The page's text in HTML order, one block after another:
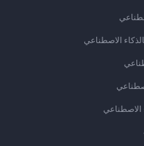
الاصطناعي
الاصطناعي